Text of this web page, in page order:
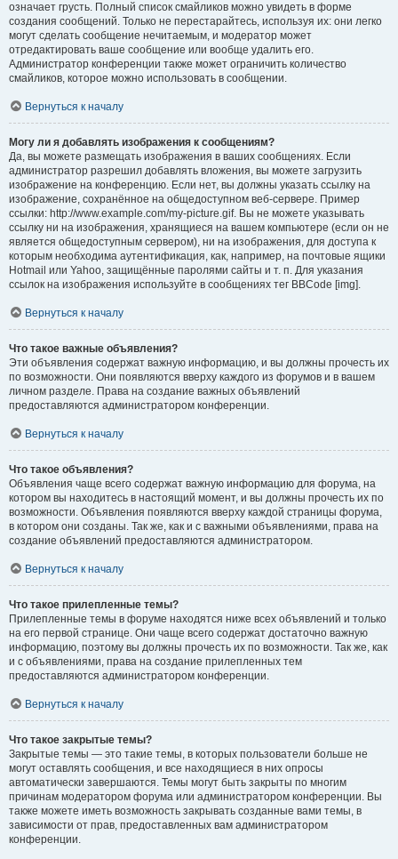
означает грусть. Полный список смайликов можно увидеть в форме
создания сообщений. Только не перестарайтесь, используя их: они легко
могут сделать сообщение нечитаемым, и модератор может
отредактировать ваше сообщение или вообще удалить его.
Администратор конференции также может ограничить количество
смайликов, которое можно использовать в сообщении.
Вернуться к началу
Могу ли я добавлять изображения к сообщениям?
Да, вы можете размещать изображения в ваших сообщениях. Если
администратор разрешил добавлять вложения, вы можете загрузить
изображение на конференцию. Если нет, вы должны указать ссылку на
изображение, сохранённое на общедоступном веб-сервере. Пример
ссылки: http://www.example.com/my-picture.gif. Вы не можете указывать
ссылку ни на изображения, хранящиеся на вашем компьютере (если он не
является общедоступным сервером), ни на изображения, для доступа к
которым необходима аутентификация, как, например, на почтовые ящики
Hotmail или Yahoo, защищённые паролями сайты и т. п. Для указания
ссылок на изображения используйте в сообщениях тег BBCode [img].
Вернуться к началу
Что такое важные объявления?
Эти объявления содержат важную информацию, и вы должны прочесть их
по возможности. Они появляются вверху каждого из форумов и в вашем
личном разделе. Права на создание важных объявлений
предоставляются администратором конференции.
Вернуться к началу
Что такое объявления?
Объявления чаще всего содержат важную информацию для форума, на
котором вы находитесь в настоящий момент, и вы должны прочесть их по
возможности. Объявления появляются вверху каждой страницы форума,
в котором они созданы. Так же, как и с важными объявлениями, права на
создание объявлений предоставляются администратором.
Вернуться к началу
Что такое прилепленные темы?
Прилепленные темы в форуме находятся ниже всех объявлений и только
на его первой странице. Они чаще всего содержат достаточно важную
информацию, поэтому вы должны прочесть их по возможности. Так же, как
и с объявлениями, права на создание прилепленных тем
предоставляются администратором конференции.
Вернуться к началу
Что такое закрытые темы?
Закрытые темы — это такие темы, в которых пользователи больше не
могут оставлять сообщения, и все находящиеся в них опросы
автоматически завершаются. Темы могут быть закрыты по многим
причинам модератором форума или администратором конференции. Вы
также можете иметь возможность закрывать созданные вами темы, в
зависимости от прав, предоставленных вам администратором
конференции.